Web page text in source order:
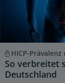
HICP-
So verbreitet
Deutschland